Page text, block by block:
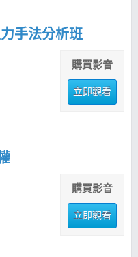
手法分析班
購買影音
立即觀看
購買影音
立即觀看